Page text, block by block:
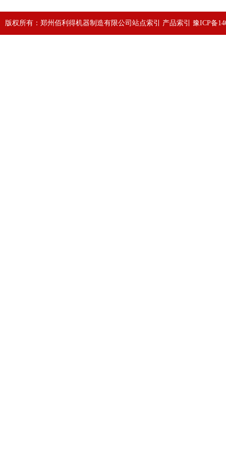
版权所有：郑州佰利得机器制造有限公司 站点索引 产品索引 豫ICP备